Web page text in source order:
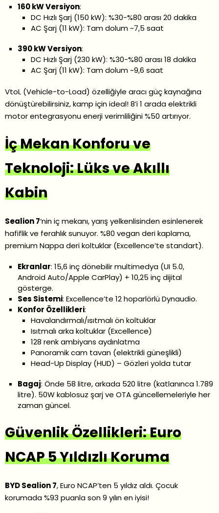
160 kW Versiyon:
DC Hızlı Şarj (150 kW): %30-%80 arası 20 dakika
AC Şarj (11 kW): Tam dolum ~7,5 saat
390 kW Versiyon:
DC Hızlı Şarj (230 kW): %30-%80 arası 18 dakika
AC Şarj (11 kW): Tam dolum ~9,6 saat
VtoL (Vehicle-to-Load) özelliğiyle aracı güç kaynağına
dönüştürebilirsiniz, kamp için ideal! 8’i 1 arada elektrikli
motor entegrasyonu enerji verimliliğini %50 artırıyor.
İç Mekan Konforu ve
Teknoloji: Lüks ve Akıllı
Kabin
Sealion 7‘nin iç mekanı, yarış yelkenlisinden esinlenerek
hafiflik ve ferahlık sunuyor. %80 vegan deri kaplama,
premium Nappa deri koltuklar (Excellence’te standart).
Ekranlar: 15,6 inç dönebilir multimedya (UI 5.0,
Android Auto/Apple CarPlay) + 10,25 inç dijital
gösterge.
Ses Sistemi: Excellence’te 12 hoparlörlü Dynaudio.
Konfor Özellikleri:
Havalandırmalı/ısıtmalı ön koltuklar
Isıtmalı arka koltuklar (Excellence)
128 renk ambiyans aydınlatma
Panoramik cam tavan (elektrikli güneşlikli)
Head-Up Display (HUD) – Gözleri yolda tutar
Bagaj: Önde 58 litre, arkada 520 litre (katlanınca 1.789
litre). 50W kablosuz şarj ve OTA güncellemeleriyle her
zaman güncel.
Güvenlik Özellikleri: Euro
NCAP 5 Yıldızlı Koruma
BYD Sealion 7, Euro NCAP’ten 5 yıldız aldı. Çocuk
korumada %93 puanla son 9 yılın en iyisi!